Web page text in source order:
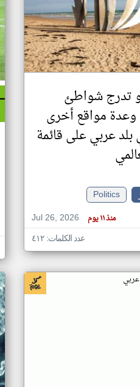
تدرج شواطئ
وعدة مواقع أخرى
عربي على قائمة
Politics
Jul 26, 2026
منذ ١١ يوم
عدد الكلمات: ٤١٢